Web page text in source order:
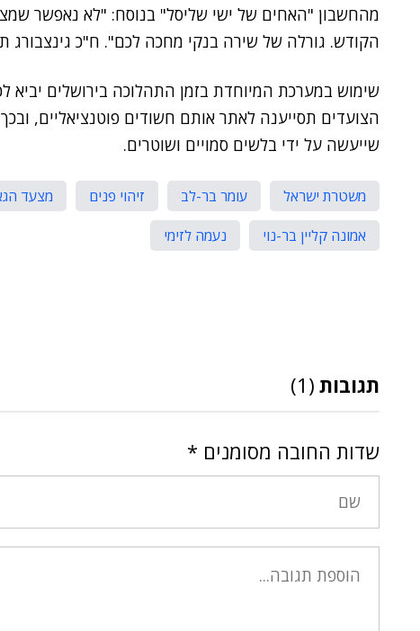
מהחשבון "האחים של ישי שליסל" בנוסח: "לא נאפשר
הקודש. גורלה של שירה בנקי מחכה לכם". ח"כ
שימוש במערכת המיוחדת בזמן התהלוכה בירושלים יביא
הצועדים תסייענה לאתר אותם חשודים פוטנציאליים, ובכך
שייעשה על ידי בלשים סמויים ושוטרים.
משטרת ישראל עומר בר-לב זיהוי פנים מצעד
אמונה קליין בר-נוי
נעמה לזימי
תגובות (1)
שדות החובה מסומנים *